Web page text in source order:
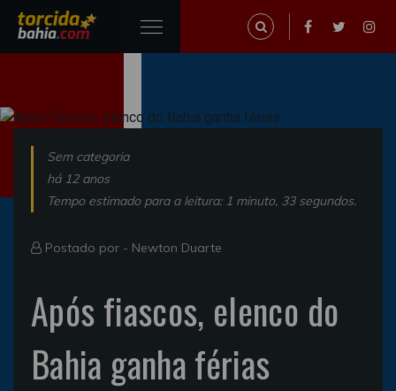
Sem categoria
há 12 anos
Tempo estimado para a leitura: 1 minuto, 33 segundos.
Postado por - Newton Duarte
Após fiascos, elenco do
Bahia ganha férias